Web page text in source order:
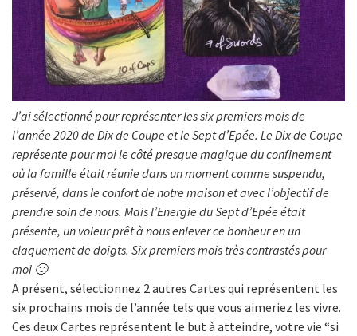
J’ai sélectionné pour représenter les six premiers mois de
l’année 2020 de Dix de Coupe et le Sept d’Epée. Le Dix de Coupe
représente pour moi le côté presque magique du confinement
où la famille était réunie dans un moment comme suspendu,
préservé, dans le confort de notre maison et avec l’objectif de
prendre soin de nous. Mais l’Energie du Sept d’Epée était
présente, un voleur prêt à nous enlever ce bonheur en un
claquement de doigts. Six premiers mois très contrastés pour
moi 🙂
A présent, sélectionnez 2 autres Cartes qui représentent les
six prochains mois de l’année tels que vous aimeriez les vivre.
Ces deux Cartes représentent le but à atteindre, votre vie “si